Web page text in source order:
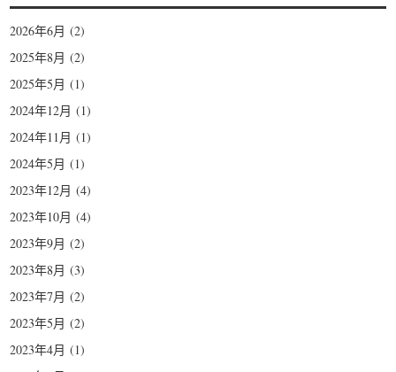
2026年6月 (2)
2025年8月 (2)
2025年5月 (1)
2024年12月 (1)
2024年11月 (1)
2024年5月 (1)
2023年12月 (4)
2023年10月 (4)
2023年9月 (2)
2023年8月 (3)
2023年7月 (2)
2023年5月 (2)
2023年4月 (1)